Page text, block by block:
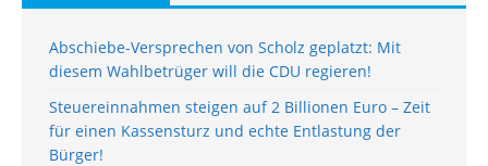
Abschiebe-Versprechen von Scholz geplatzt: Mit
diesem Wahlbetrüger will die CDU regieren!
Steuereinnahmen steigen auf 2 Billionen Euro – Zeit
für einen Kassensturz und echte Entlastung der
Bürger!